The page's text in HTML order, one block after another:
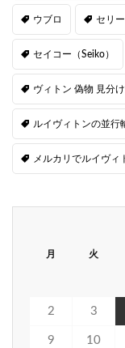
ウブロ セリ
セイコー（Seiko）
ヴィトン 偽物 見分
ルイヴィトンの並行
メルカリでルイヴィ
月 火
2 3
9 10